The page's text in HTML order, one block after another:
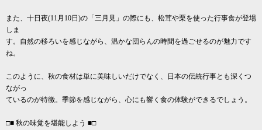
また、十日夜(11月10日)の「三月見」の際にも、松茸や栗を使った行事食が登場
しま
す。自然の移ろいを感じながら、温かな団らんの時間を過ごせるのが魅力です
ね。
このように、秋の食材は単に美味しいだけでなく、日本の伝統行事とも深くつ
ながっ
ているのが特徴。季節を感じながら、心にも響く食の体験ができるでしょう。
□■ 秋の味覚を堪能しよう ■□